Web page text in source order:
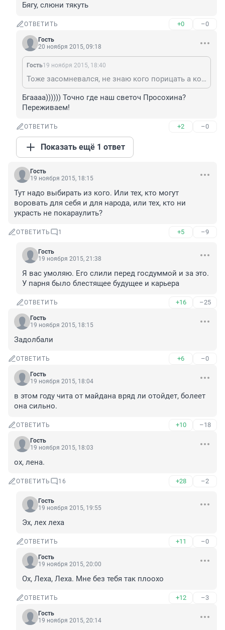
Бягу, слюни тякуть
ОТВЕТИТЬ +0 –0
Гость
20 ноября 2015, 09:18
Гость19 ноября 2015, 18:40
Тоже засомневался, не знаю кого порицать а кого нет, без без Просохиной трудно определиться. Так что ждем.
Бгаааа)))))) Точно где наш светоч Просохина?
Переживаем!
ОТВЕТИТЬ +2 –0
Показать ещё 1 ответ
Гость
19 ноября 2015, 18:15
Тут надо выбирать из кого. Или тех, кто могут
воровать для себя и для народа, или тех, кто ни
украсть не покараулить?
ОТВЕТИТЬ 1 +5 –9
Гость
19 ноября 2015, 21:38
Я вас умоляю. Его слили перед госдуммой и за это.
У парня было блестящее будущее и карьера
ОТВЕТИТЬ +16 –25
Гость
19 ноября 2015, 18:15
Задолбали
ОТВЕТИТЬ +6 –0
Гость
19 ноября 2015, 18:04
в этом году чита от майдана вряд ли отойдет, болеет
она сильно.
ОТВЕТИТЬ +10 –18
Гость
19 ноября 2015, 18:03
ох, лена.
ОТВЕТИТЬ 16 +28 –2
Гость
19 ноября 2015, 19:55
Эх, лех леха
ОТВЕТИТЬ +11 –0
Гость
19 ноября 2015, 20:00
Ох, Леха, Леха. Мне без тебя так плоохо
ОТВЕТИТЬ +12 –3
Гость
19 ноября 2015, 20:14